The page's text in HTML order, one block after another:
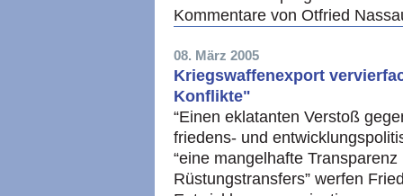
Kommentare von Otfried
08. März 2005
Kriegswaffenexport
Konflikte"
“Einen eklatanten Verstoß
friedens- und
“eine mangelhafte
Rüstungstransfers” werfen